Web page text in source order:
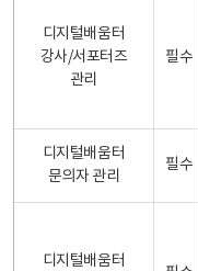
디지털배움터
강사/서포터즈
관리
필수
디지털배움터
문의자 관리
필수
디지털배움터